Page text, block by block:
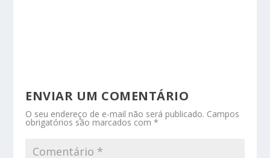
ENVIAR UM COMENTÁRIO
O seu endereço de e-mail não será publicado. Campos
obrigatórios são marcados com*